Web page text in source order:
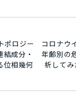
ポロジー
結成分・
位相幾何
コロナウ
年齢別の
析して